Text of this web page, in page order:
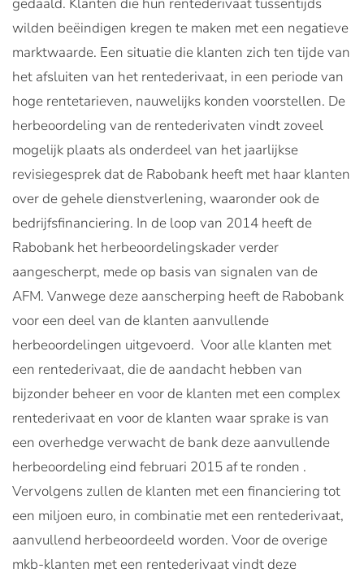
gedaald. Klanten die hun rentederivaat tussentijds
wilden beëindigen kregen te maken met een negatieve
marktwaarde. Een situatie die klanten zich ten tijde van
het afsluiten van het rentederivaat, in een periode van
hoge rentetarieven, nauwelijks konden voorstellen. De
herbeoordeling van de rentederivaten vindt zoveel
mogelijk plaats als onderdeel van het jaarlijkse
revisiegesprek dat de Rabobank heeft met haar klanten
over de gehele dienstverlening, waaronder ook de
bedrijfsfinanciering. In de loop van 2014 heeft de
Rabobank het herbeoordelingskader verder
aangescherpt, mede op basis van signalen van de
AFM. Vanwege deze aanscherping heeft de Rabobank
voor een deel van de klanten aanvullende
herbeoordelingen uitgevoerd. Voor alle klanten met
een rentederivaat, die de aandacht hebben van
bijzonder beheer en voor de klanten met een complex
rentederivaat en voor de klanten waar sprake is van
een overhedge verwacht de bank deze aanvullende
herbeoordeling eind februari 2015 af te ronden .
Vervolgens zullen de klanten met een financiering tot
een miljoen euro, in combinatie met een rentederivaat,
aanvullend herbeoordeeld worden. Voor de overige
mkb-klanten met een rentederivaat vindt deze